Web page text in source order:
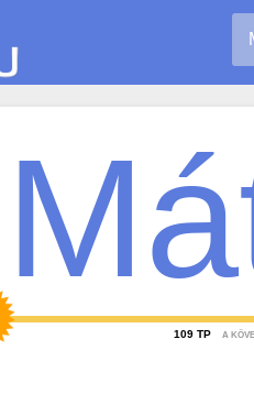
109TP A